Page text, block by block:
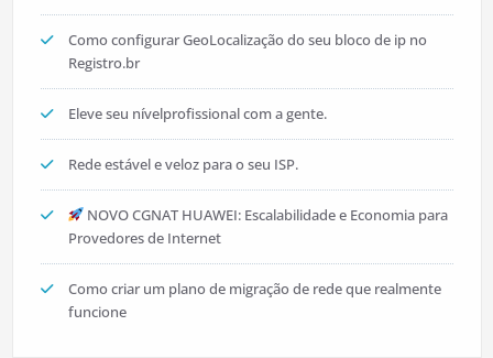
Como configurar GeoLocalização do seu bloco de ip no
Registro.br
Eleve seu nívelprofissional com a gente.
Rede estável e veloz para o seu ISP.
NOVO CGNAT HUAWEI: Escalabilidade e Economia para
Provedores de Internet
Como criar um plano de migração de rede que realmente
funcione